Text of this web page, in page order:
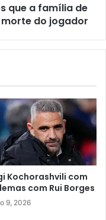
que a família de
do jogador
Kochorashvili com
com Rui Borges
9, 2026